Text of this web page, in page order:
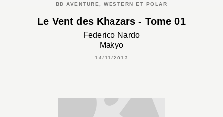
BD AVENTURE, WESTERN ET POLAR
Le Vent des Khazars - Tome 01
Federico Nardo
Makyo
14/11/2012